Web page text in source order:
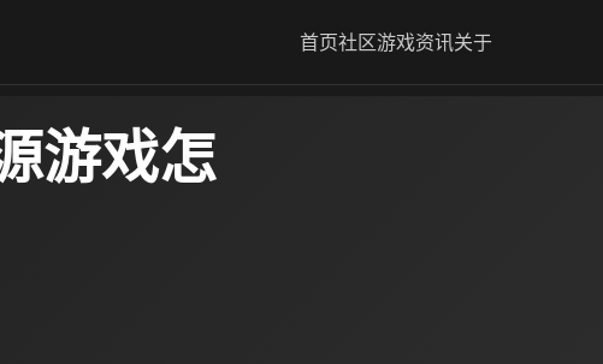
首页社区游戏资讯关于
游戏怎